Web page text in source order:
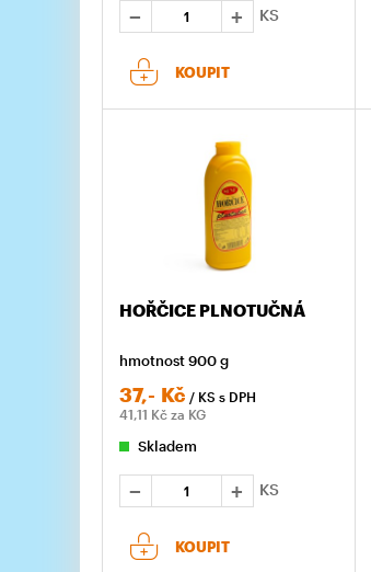
KS
KOUPIT
HOŘČICE PLNOTUČNÁ
hmotnost 900 g
37,- Kč / KS s DPH
41,11 Kč za KG
Skladem
KS
KOUPIT